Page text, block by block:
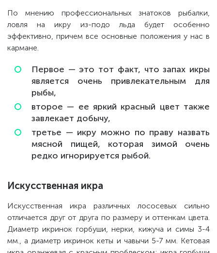
По мнению профессиональных знатоков рыбалки,
ловля на икру из-подо льда будет особенно
эффективно, причем все основные положения у нас в
кармане.
Первое — это тот факт, что запах икры
является очень привлекательным для
рыбы,
второе — ее яркий красный цвет также
завлекает добычу,
третье — икру можно по праву назвать
мясной пищей, которая зимой очень
редко игнорируется рыбой.
Искусственная икра
Искусственная икра различных лососевых сильно
отличается друг от друга по размеру и оттенкам цвета.
Диаметр икринок горбуши, нерки, кижуча и симы 3-4
мм., а диаметр икринок кеты и чавычи 5-7 мм. Кетовая